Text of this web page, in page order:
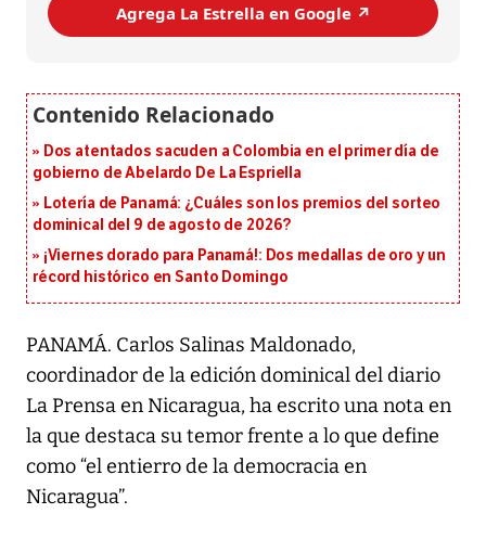
Agrega La Estrella en Google ↗️
Dos atentados sacuden a Colombia en el primer día de
gobierno de Abelardo De La Espriella
Lotería de Panamá: ¿Cuáles son los premios del sorteo
dominical del 9 de agosto de 2026?
¡Viernes dorado para Panamá!: Dos medallas de oro y un
récord histórico en Santo Domingo
PANAMÁ. Carlos Salinas Maldonado,
coordinador de la edición dominical del diario
La Prensa en Nicaragua, ha escrito una nota en
la que destaca su temor frente a lo que define
como “el entierro de la democracia en
Nicaragua”.